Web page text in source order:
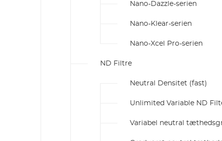
Nano-Dazzle-serien
Nano-Klear-serien
Nano-Xcel Pro-serien
ND Filtre
Neutral Densitet (fast)
Unlimited Variable ND
Variabel neutral